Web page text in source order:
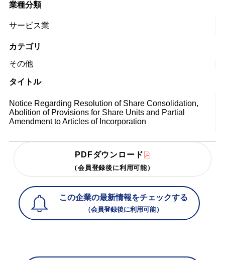
業種分類
サービス業
カテゴリ
その他
タイトル
Notice Regarding Resolution of Share Consolidation,
Abolition of Provisions for Share Units and Partial
Amendment to Articles of Incorporation
PDFダウンロード
（会員登録後に利用可能）
この企業の最新情報をチェックする
（会員登録後に利用可能）